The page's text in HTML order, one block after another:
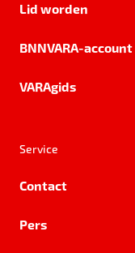
Lid worden
BNNVARA-account
VARAgids
Service
Contact
Pers